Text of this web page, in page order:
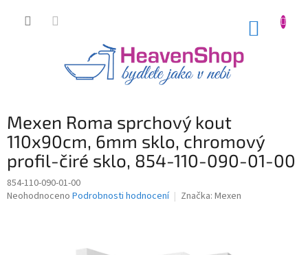
Mexen Roma sprchový kout
110x90cm, 6mm sklo, chromový
profil-čiré sklo, 854-110-090-01-00
854-110-090-01-00
Průměrné
Neohodnoceno Podrobnosti hodnocení Značka: Mexen